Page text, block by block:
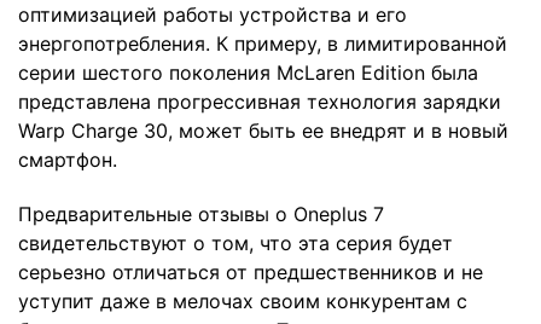
оптимизацией работы устройства и его
энергопотребления. К примеру, в лимитированной
серии шестого поколения McLaren Edition была
представлена прогрессивная технология зарядки
Warp Charge 30, может быть ее внедрят и в новый
смартфон.
Предварительные отзывы о Oneplus 7
свидетельствуют о том, что эта серия будет
серьезно отличаться от предшественников и не
уступит даже в мелочах своим конкурентам с